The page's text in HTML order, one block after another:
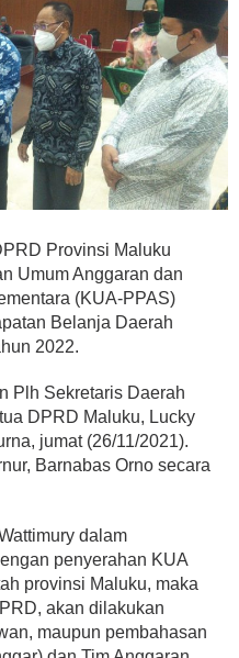
Provinsi Maluku
Umum Anggaran dan
(KUA-PPAS)
Belanja Daerah
2022.
Plh Sekretaris Daerah
DPRD Maluku, Lucky
jumat (26/11/2021).
Barnabas Orno secara
dalam
penyerahan KUA
provinsi Maluku, maka
akan dilakukan
maupun pembahasan